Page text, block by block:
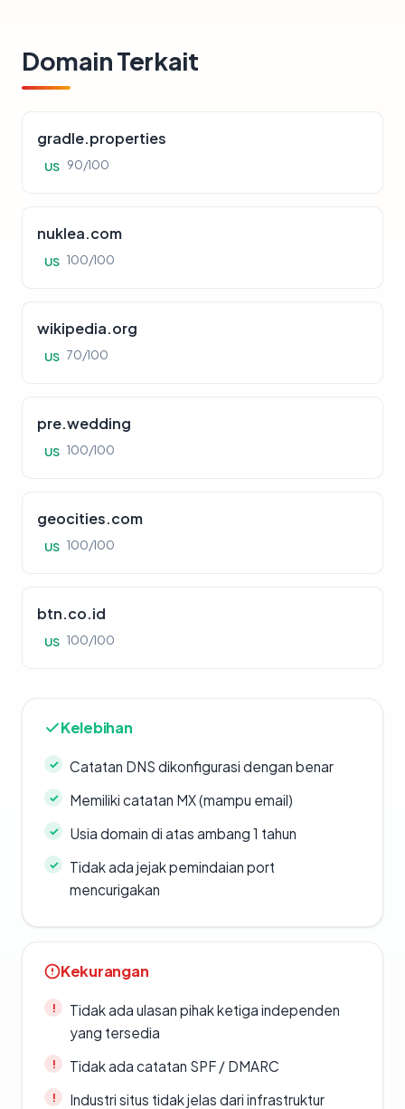
Domain Terkait
gradle.properties
US 90/100
nuklea.com
US 100/100
wikipedia.org
US 70/100
pre.wedding
US 100/100
geocities.com
US 100/100
btn.co.id
US 100/100
Kelebihan
Catatan DNS dikonfigurasi dengan benar
Memiliki catatan MX (mampu email)
Usia domain di atas ambang 1 tahun
Tidak ada jejak pemindaian port
mencurigakan
Kekurangan
Tidak ada ulasan pihak ketiga independen
yang tersedia
Tidak ada catatan SPF / DMARC
Industri situs tidak jelas dari infrastruktur